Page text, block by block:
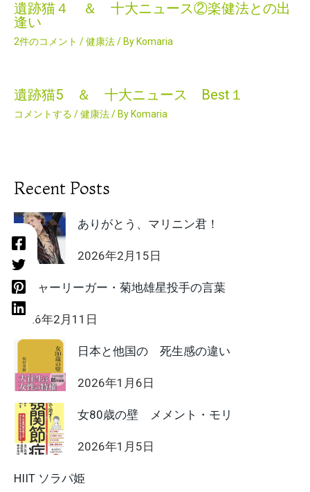
遺跡猫４ ＆ 十大ニュース②楽健法との出
逢い
2件のコメント /健康法/ By Komaria
遺跡猫5 ＆ 十大ニュース Best１
コメントする /健康法/ By Komaria
Recent Posts
ありがとう、マリニン君！
2026年2月15日
メジャーリーガー・菊地雄星投手の言葉
2026年2月11日
日本と他国の 死生感の違い
2026年1月6日
女80歳の壁 メメント・モリ
2026年1月5日
HIIT ソラパ姫